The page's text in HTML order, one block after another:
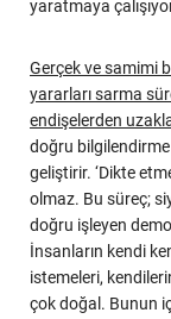
yaratmaya
Gerçek ve samimi
yararları sarma
endişelerden
doğru
geliştirir. ‘Dikte
olmaz. Bu süreç;
doğru işleyen
İnsanların kendi
istemeleri,
çok doğal. Bunun